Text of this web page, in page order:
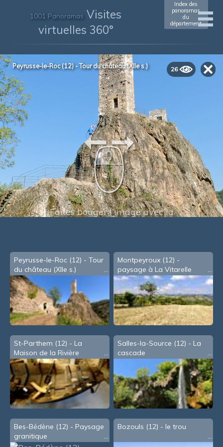
1001 Panoramas Visites
virtuelles 360°
Index des
panoramas
du
département
26
Peyrusse-le-Roc (12) - Tour du château (XIIe s.)
Faites bouger l'image avec la
Peyrusse-le-Roc (12) - Tour
du château (XIIe s.)
Montpeyroux (12) -
paysage à La Vitarelle
St-Parthem (12) - La
Maison de la Rivière
Salles-la-Source (12) - La
cascade
Bes-Bédène (12) - Paysage
granitique
Bozouls (12) - le trou